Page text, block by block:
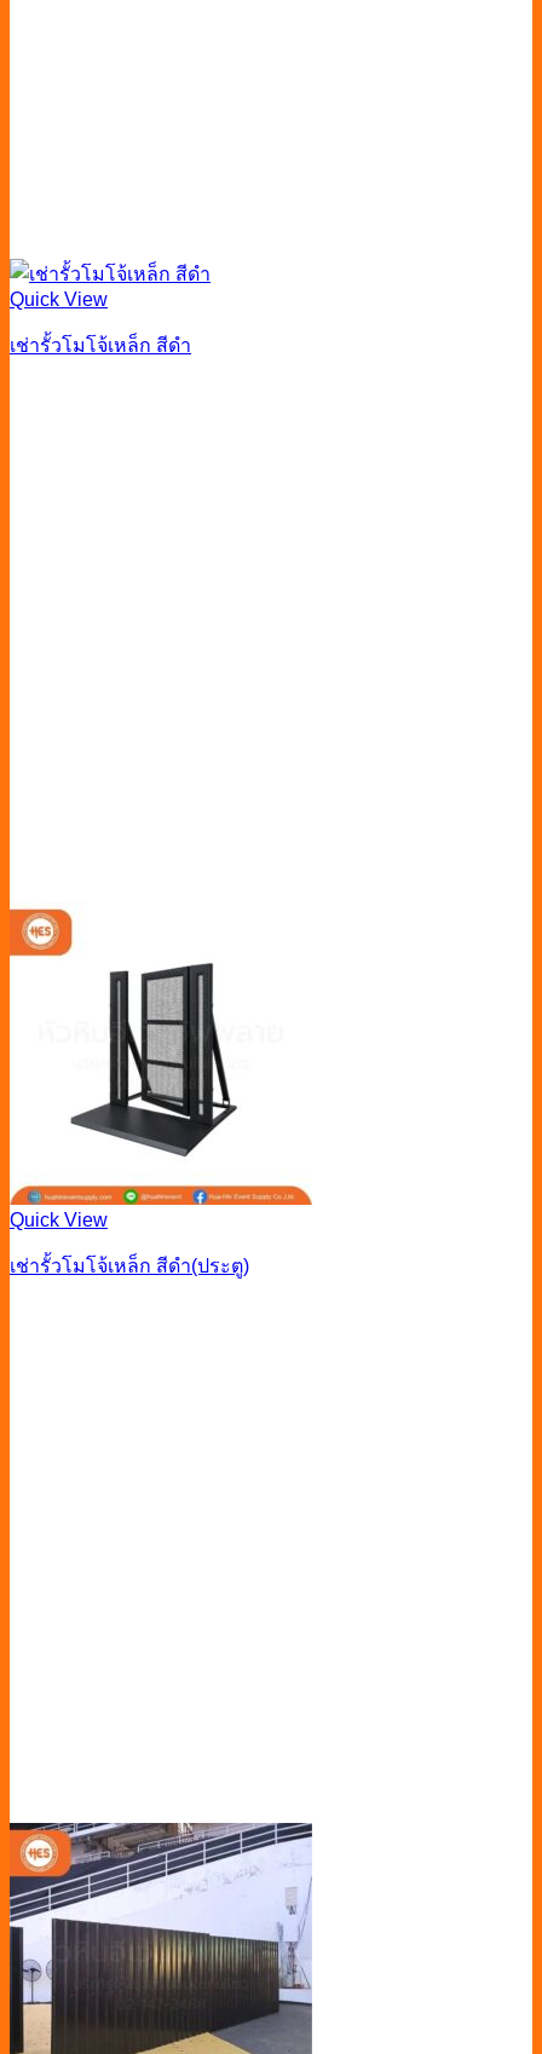
Quick View
เช่ารั้วโมโจ้เหล็ก สีดำ
Quick View
เช่ารั้วโมโจ้เหล็ก สีดำ(ประตู)